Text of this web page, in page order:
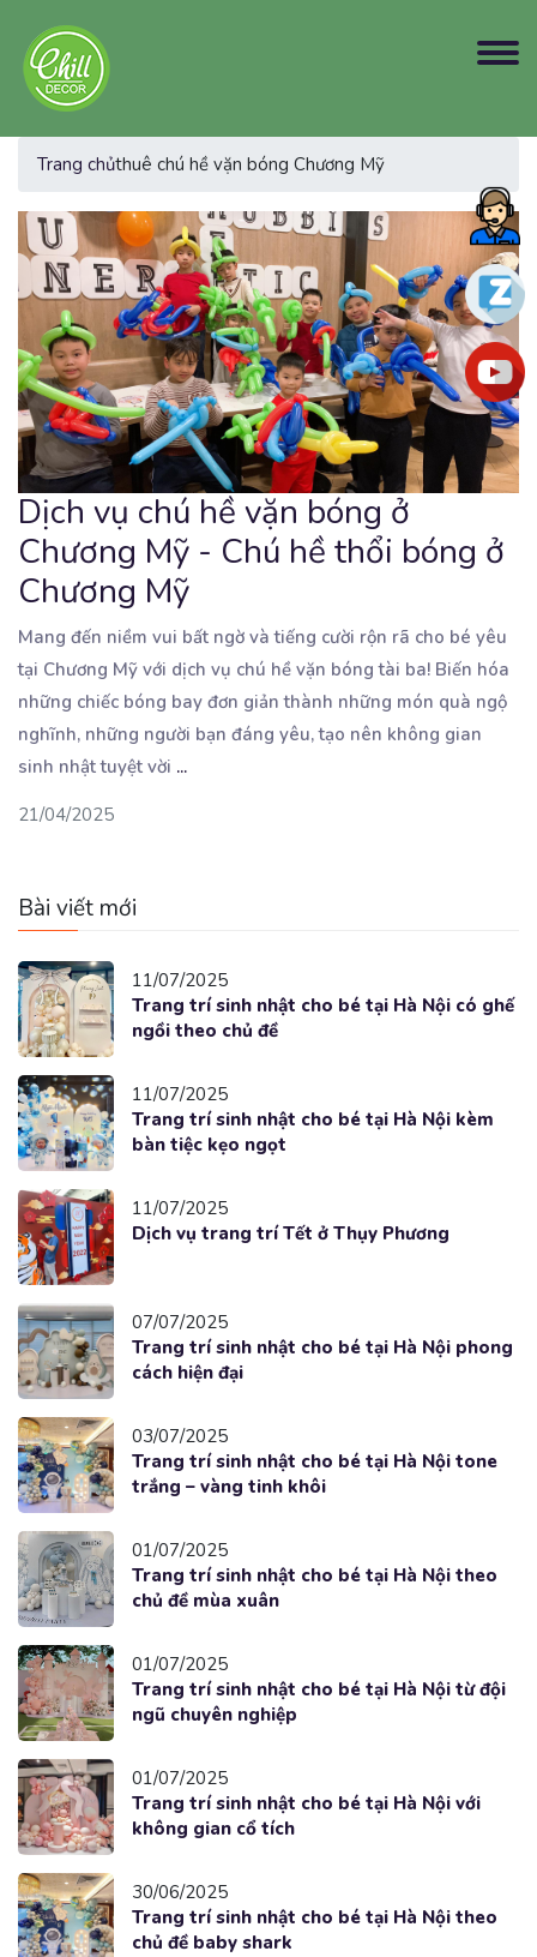
Trang chủthuê chú hề vặn bóng Chương Mỹ
Dịch vụ chú hề vặn bóng ở
Chương Mỹ - Chú hề thổi bóng ở
Chương Mỹ
Mang đến niềm vui bất ngờ và tiếng cười rộn rã cho bé yêu
tại Chương Mỹ với dịch vụ chú hề vặn bóng tài ba! Biến hóa
những chiếc bóng bay đơn giản thành những món quà ngộ
nghĩnh, những người bạn đáng yêu, tạo nên không gian
sinh nhật tuyệt vời ...
21/04/2025
Bài viết mới
11/07/2025
Trang trí sinh nhật cho bé tại Hà Nội có ghế
ngồi theo chủ đề
11/07/2025
Trang trí sinh nhật cho bé tại Hà Nội kèm
bàn tiệc kẹo ngọt
11/07/2025
Dịch vụ trang trí Tết ở Thụy Phương
07/07/2025
Trang trí sinh nhật cho bé tại Hà Nội phong
cách hiện đại
03/07/2025
Trang trí sinh nhật cho bé tại Hà Nội tone
trắng – vàng tinh khôi
01/07/2025
Trang trí sinh nhật cho bé tại Hà Nội theo
chủ đề mùa xuân
01/07/2025
Trang trí sinh nhật cho bé tại Hà Nội từ đội
ngũ chuyên nghiệp
01/07/2025
Trang trí sinh nhật cho bé tại Hà Nội với
không gian cổ tích
30/06/2025
Trang trí sinh nhật cho bé tại Hà Nội theo
chủ đề baby shark